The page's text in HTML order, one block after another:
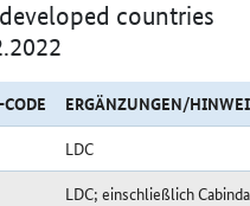
countries
ERGÄNZUNGEN/
LDC
LDC; einschließlich Cabinda